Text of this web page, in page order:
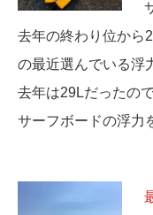
去年の終わり位から
の最近選んでいる浮
去年は29Lだったの
サーフボードの浮力